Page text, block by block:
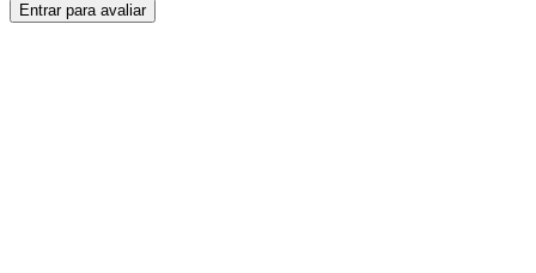
Entrar para avaliar